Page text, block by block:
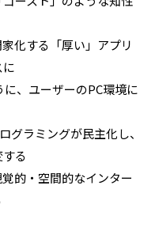
化する「厚い」アプリ
に、ユーザーのPC環境に
グラミングが民主化し、
る
的・空間的なインター